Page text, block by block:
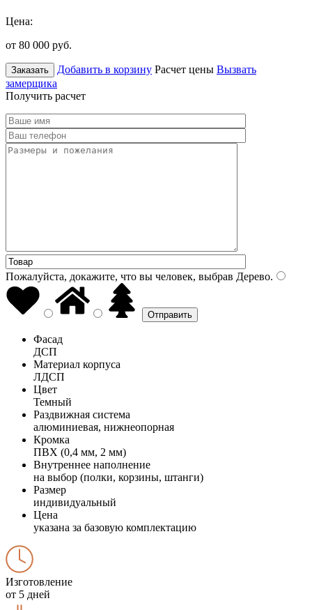
Цена:
от 80 000 руб.
Заказать Добавить в корзину Расчет цены Вызвать
замерщика
Получить расчет
Пожалуйста, докажите, что вы человек, выбрав Дерево.
Фасад
ДСП
Материал корпуса
ЛДСП
Цвет
Темный
Раздвижная система
алюминиевая, нижнеопорная
Кромка
ПВХ (0,4 мм, 2 мм)
Внутреннее наполнение
на выбор (полки, корзины, штанги)
Размер
индивидуальный
Цена
указана за базовую комплектацию
Изготовление
от 5 дней